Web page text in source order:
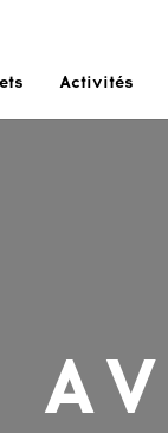
Activités